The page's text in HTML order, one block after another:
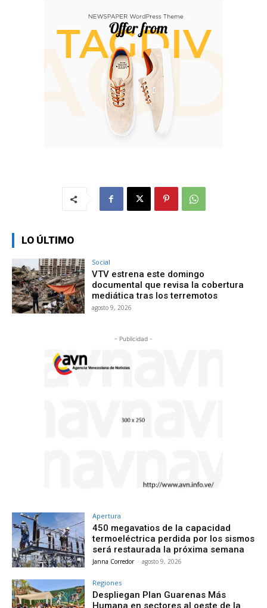
LO ÚLTIMO
Social
VTV estrena este domingo
documental que revisa la cobertura
mediática tras los terremotos
agosto 9, 2026
- Publicidad -
Apertura
450 megavatios de la capacidad
termoeléctrica perdida por los sismos
será restaurada la próxima semana
Janna Corredor - agosto 9, 2026
Regiones
Despliegan Plan Guarenas Más
Humana en sectores al oeste de la